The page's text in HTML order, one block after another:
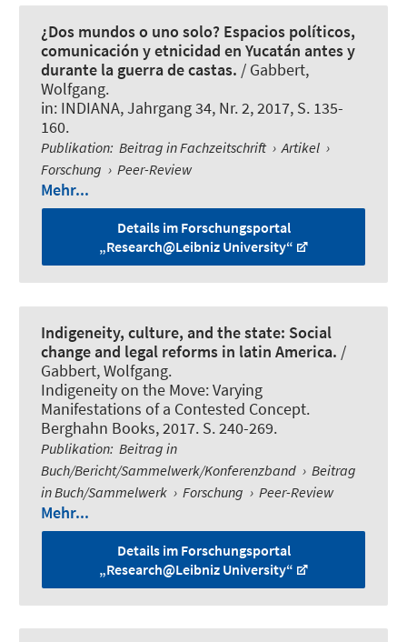
¿Dos mundos o uno solo? Espacios políticos,
comunicación y etnicidad en Yucatán antes y
durante la guerra de castas. / Gabbert,
Wolfgang.
in: INDIANA, Jahrgang 34, Nr. 2, 2017, S. 135-
160.
Publikation: Beitrag in Fachzeitschrift › Artikel ›
Forschung › Peer-Review
Mehr...
Details im Forschungsportal
„Research@Leibniz University“
Indigeneity, culture, and the state: Social
change and legal reforms in latin America. /
Gabbert, Wolfgang.
Indigeneity on the Move: Varying
Manifestations of a Contested Concept.
Berghahn Books, 2017. S. 240-269.
Publikation: Beitrag in
Buch/Bericht/Sammelwerk/Konferenzband › Beitrag
in Buch/Sammelwerk › Forschung › Peer-Review
Mehr...
Details im Forschungsportal
„Research@Leibniz University“